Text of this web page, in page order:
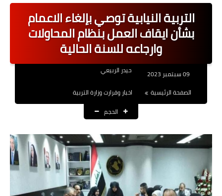
اخبار القطاع العام
اخبار القطاع الخاص
نتائج التعيينات
العقود والاجور اليومية
الرواتب والقروض
الرواتب
القروض والسلف
المنح المالية
التربية النيابية توصي بإلغاء الاعمام
بشأن ايقاف العمل بنظام المحاولات
وارجاعه للسنة الحالية
حيدر الربيعي
الصفحة الرئيسية
اخبار وقرارت وزارة التربية
الحجم